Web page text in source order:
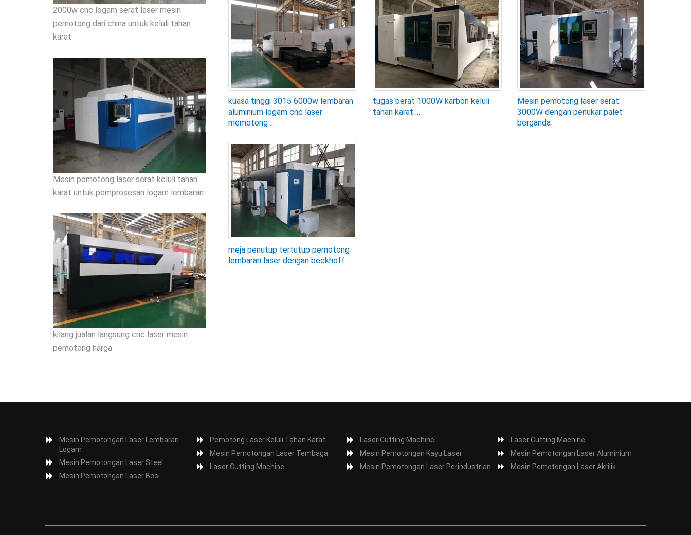
kuasa tinggi 3015 6000w lembaran
aluminium logam cnc laser
memotong ...
tugas berat 1000W karbon keluli
tahan karat ...
Mesin pemotong laser serat
3000W dengan penukar palet
berganda
meja penutup tertutup pemotong
lembaran laser dengan beckhoff ...
2000w cnc logam serat laser mesin
pemotong dari china untuk keluli tahan
karat
Mesin pemotong laser serat keluli tahan
karat untuk pemprosesan logam lembaran
kilang jualan langsung cnc laser mesin
pemotong harga
Mesin Pemotongan Laser Lembaran
Logam
Mesin Pemotongan Laser Steel
Mesin Pemotongan Laser Besi
Pemotong Laser Keluli Tahan Karat
Mesin Pemotongan Laser Tembaga
Laser Cutting Machine
Laser Cutting Machine
Mesin Pemotongan Kayu Laser
Mesin Pemotongan Laser Perindustrian
Laser Cutting Machine
Mesin Pemotongan Laser Aluminium
Mesin Pemotongan Laser Akrilik